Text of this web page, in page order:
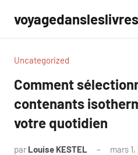
contenu
voyagedansleslivres
Uncategorized
Comment
contenants
votre quotidien
par Louise KESTEL mars